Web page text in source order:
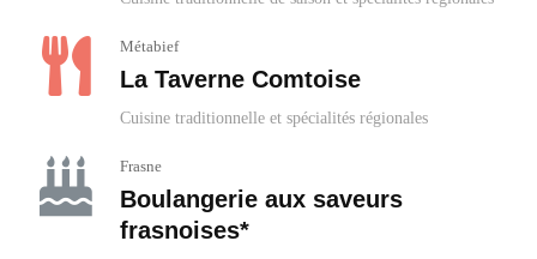
Métabief
La Taverne Comtoise
Cuisine traditionnelle et spécialités régionales
Frasne
Boulangerie aux saveurs
frasnoises*